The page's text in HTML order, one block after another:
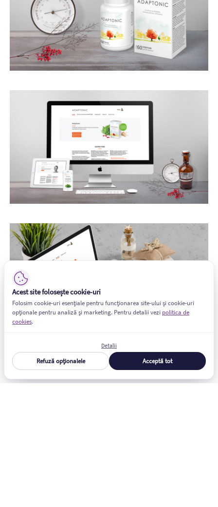
Acest site folosește cookie-uri
Folosim cookie-uri esențiale pentru funcționarea site-ului și cookie-uri
opționale pentru analiză și marketing. Pentru detalii vezi politica de
cookies.
Detalii
Refuză opționalele Acceptă tot